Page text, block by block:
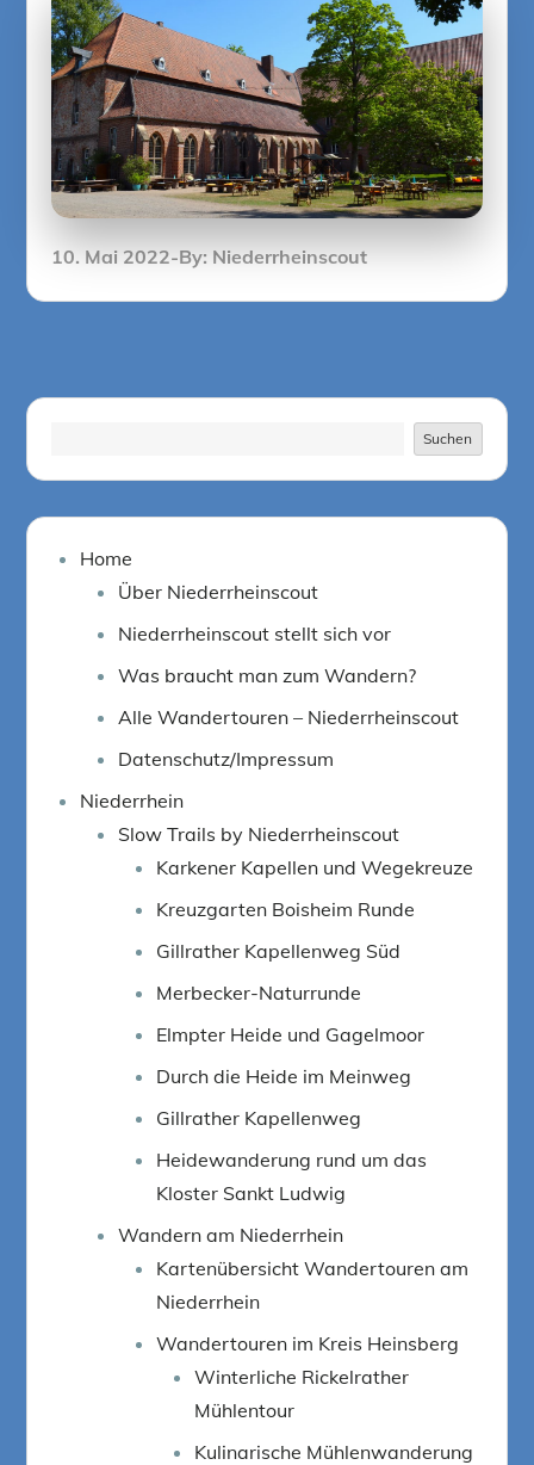
Posted
10. Mai 2022 By: Niederrheinscout
Suchen
Home
Über Niederrheinscout
Niederrheinscout stellt sich vor
Was braucht man zum Wandern?
Alle Wandertouren – Niederrheinscout
Datenschutz/Impressum
Niederrhein
Slow Trails by Niederrheinscout
Karkener Kapellen und Wegekreuze
Kreuzgarten Boisheim Runde
Gillrather Kapellenweg Süd
Merbecker-Naturrunde
Elmpter Heide und Gagelmoor
Durch die Heide im Meinweg
Gillrather Kapellenweg
Heidewanderung rund um das
Kloster Sankt Ludwig
Wandern am Niederrhein
Kartenübersicht Wandertouren am
Niederrhein
Wandertouren im Kreis Heinsberg
Winterliche Rickelrather
Mühlentour
Kulinarische Mühlenwanderung